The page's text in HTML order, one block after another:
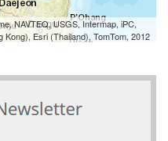
NAVTEQ, USGS, Intermap, iPC,
Esri (Thailand), TomTom, 2012